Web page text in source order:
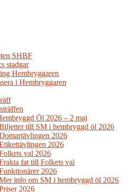
SHBF
stadgar
Hembryggaren
i Hembryggaren
Öl 2026 – 2 maj
till SM i hembryggd öl 2026
2026
2026
val 2026
fat till Folkets val
2026
info om SM i hembryggd öl 2026
2026